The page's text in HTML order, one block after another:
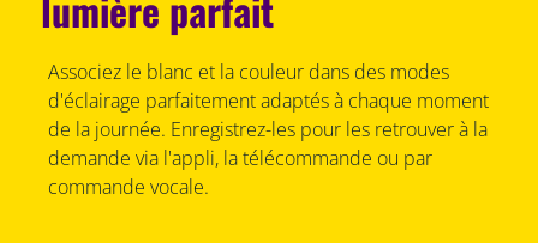
Associez le blanc et la couleur dans des modes
d'éclairage parfaitement adaptés à chaque moment
de la journée. Enregistrez-les pour les retrouver à la
demande via l'appli, la télécommande ou par
commande vocale.